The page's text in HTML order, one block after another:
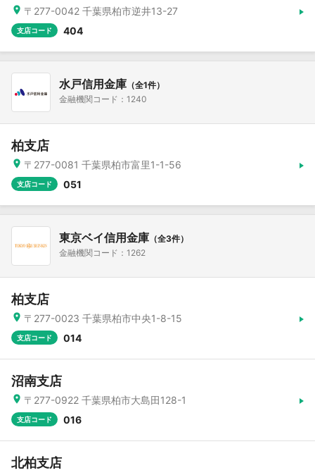
〒277-0042 千葉県柏市逆井13-27
支店コード 404
水戸信用金庫 （全1件）
金融機関コード：1240
柏支店
〒277-0081 千葉県柏市富里1-1-56
支店コード 051
東京ベイ信用金庫 （全3件）
金融機関コード：1262
柏支店
〒277-0023 千葉県柏市中央1-8-15
支店コード 014
沼南支店
〒277-0922 千葉県柏市大島田128-1
支店コード 016
北柏支店